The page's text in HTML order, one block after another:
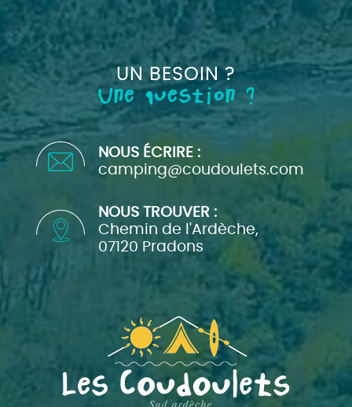
UN BESOIN ?
Une question ?
NOUS ÉCRIRE :
camping@coudoulets.com
NOUS TROUVER :
Chemin de l'Ardèche,
07120 Pradons